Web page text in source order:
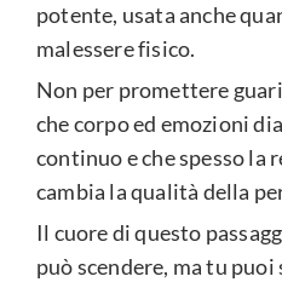
potente, usata anche
malessere fisico.
Non per promettere
che corpo ed emozioni
continuo e che spesso la
cambia la qualità della
Il cuore di questo
può scendere, ma tu